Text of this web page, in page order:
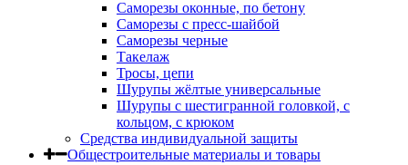
Саморезы оконные, по бетону
Саморезы с пресс-шайбой
Саморезы черные
Такелаж
Тросы, цепи
Шурупы жёлтые универсальные
Шурупы с шестигранной головкой, с
кольцом, с крюком
Средства индивидуальной защиты
Общестроительные материалы и товары